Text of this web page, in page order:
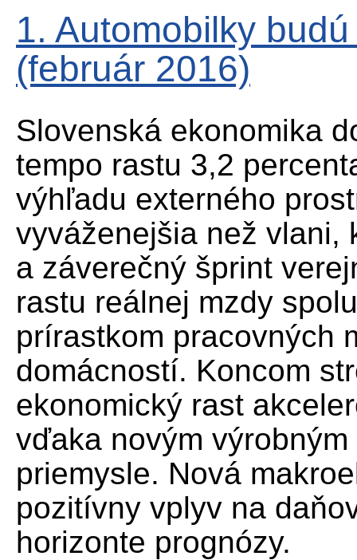
1. Automobilky
(február 2016)
Slovenská ekonomika
tempo rastu 3,2
výhľadu externého
vyváženejšia než vlani,
a záverečný šprint
rastu reálnej mzdy
prírastkom pracovných
domácností. Koncom
ekonomický rast
vďaka novým
priemysle. Nová
pozitívny vplyv na
horizonte prognózy.